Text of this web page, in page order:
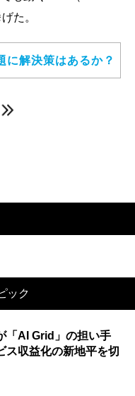
た。
に解決策はあるか？
ック
「AI Grid」の担い手
収益化の新地平を切